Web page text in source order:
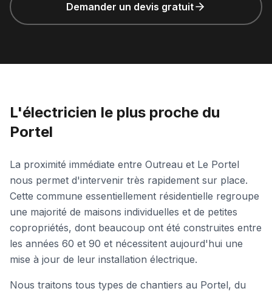
Demander un devis gratuit
L'électricien le plus proche du
Portel
La proximité immédiate entre Outreau et Le Portel
nous permet d'intervenir très rapidement sur place.
Cette commune essentiellement résidentielle regroupe
une majorité de maisons individuelles et de petites
copropriétés, dont beaucoup ont été construites entre
les années 60 et 90 et nécessitent aujourd'hui une
mise à jour de leur installation électrique.
Nous traitons tous types de chantiers au Portel, du